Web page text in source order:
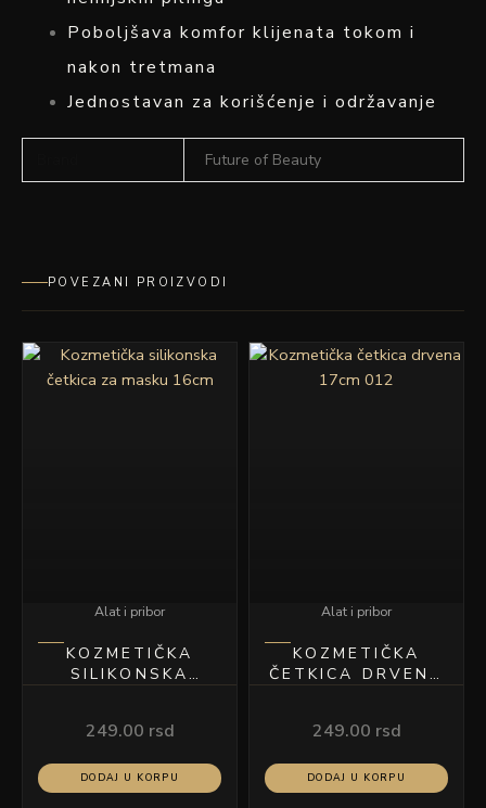
Poboljšava komfor klijenata tokom i
nakon tretmana
Jednostavan za korišćenje i održavanje
Future of Beauty
POVEZANI PROIZVODI
Alat i pribor
KOZMETIČKA
SILIKONSKA
249.00 rsd
DODAJ U KORPU
Alat i pribor
KOZMETIČKA
ČETKICA DRVENA
249.00 rsd
DODAJ U KORPU